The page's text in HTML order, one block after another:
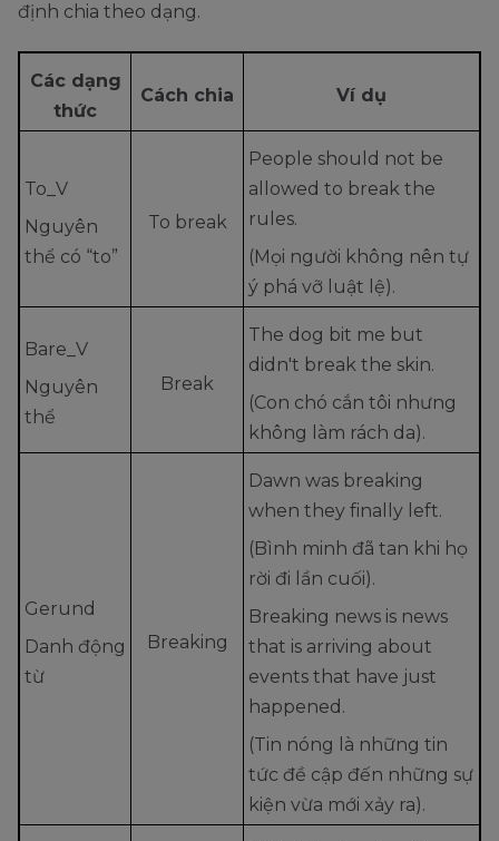
định chia theo dạng.
Các dạng
thức
Cách chia Ví dụ
To_V
Nguyên
thể có “to”
To break
People should not be
allowed to break the
rules.
(Mọi người không nên tự
ý phá vỡ luật lệ).
Bare_V
Nguyên
thể
Break
The dog bit me but
didn't break the skin.
(Con chó cắn tôi nhưng
không làm rách da).
Gerund
Danh động
từ
Breaking
Dawn was breaking
when they finally left.
(Bình minh đã tan khi họ
rời đi lần cuối).
Breaking news is news
that is arriving about
events that have just
happened.
(Tin nóng là những tin
tức đề cập đến những sự
kiện vừa mới xảy ra).